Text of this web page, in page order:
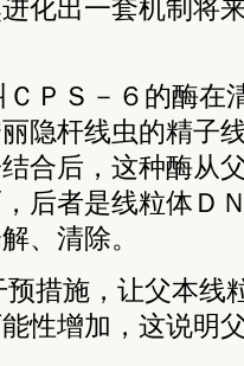
化出一套机制将
ＰＳ－６的酶在
隐杆线虫的精子
合后，这种酶从
后者是线粒体Ｄ
、清除。
措施，让父本线
性增加，这说明